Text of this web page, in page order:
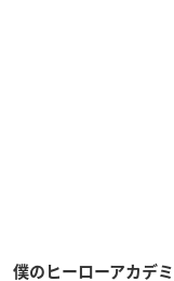
僕のヒーローアカデ